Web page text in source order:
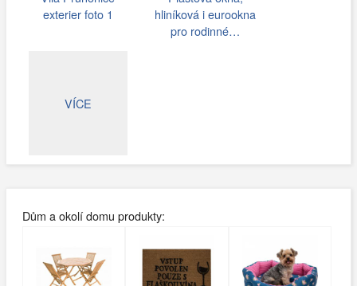
exterier foto 1
hliníková i eurookna
pro rodinné…
VÍCE
Dům a okolí domu produkty: